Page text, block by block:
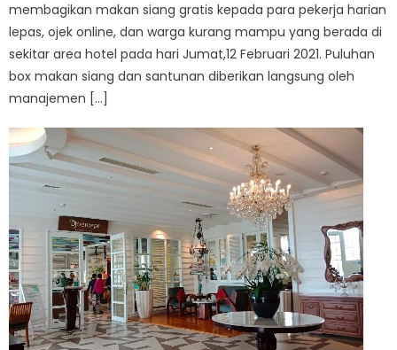
membagikan makan siang gratis kepada para pekerja harian
lepas, ojek online, dan warga kurang mampu yang berada di
sekitar area hotel pada hari Jumat,12 Februari 2021. Puluhan
box makan siang dan santunan diberikan langsung oleh
manajemen […]